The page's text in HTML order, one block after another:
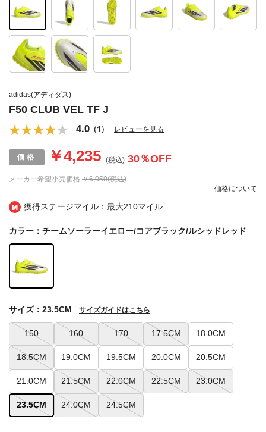
獲得ステージマイル：最大210マイル
adidas(アディダス)
F50 CLUB VEL TF J
4.0 （1） レビューを見る
メーカー希望小売価格 ￥6,050(税込)
￥4,235 (税込) 30％OFF
価格について
カラー：チームソーラーイエロー/コアブラック/ルシッドレッド
150 160 170 17.5CM 18.0CM
18.5CM 19.0CM 19.5CM 20.0CM 20.5CM
21.0CM 21.5CM 22.0CM 22.5CM 23.0CM
23.5CM 24.0CM 24.5CM
サイズ：23.5CM サイズガイドはこちら